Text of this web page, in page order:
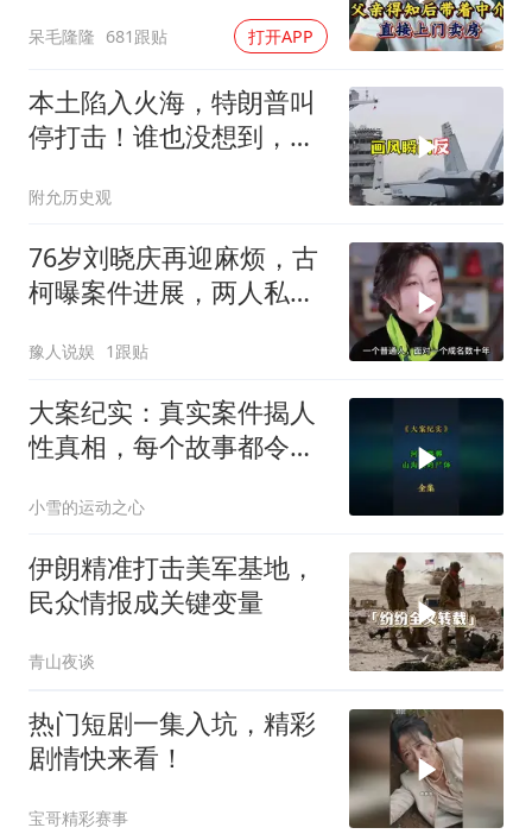
呆毛隆隆 681跟贴 打开APP
本土陷入火海，特朗普叫
停打击！谁也没想到，中
附允历史观
76岁刘晓庆再迎麻烦，古
柯曝案件进展，两人私密
豫人说娱 1跟贴
大案纪实：真实案件揭人
性真相，每个故事都令人
小雪的运动之心
伊朗精准打击美军基地，
民众情报成关键变量
青山夜谈
热门短剧一集入坑，精彩
剧情快来看！
宝哥精彩赛事